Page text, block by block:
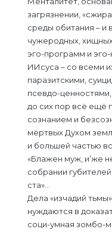
загрязнении,
среды обитания – и
чужеродных,
эго-программ и
ИИсуса – со всеми
паразитскими,
псевдо-
до сих пор всё ещё
сознанием и
мёртвых Духом
и большей частью
«Блажен муж, и’же
собрании
ста»…
Дела «изчадий
нуждаются в
соци-умная зомбо-